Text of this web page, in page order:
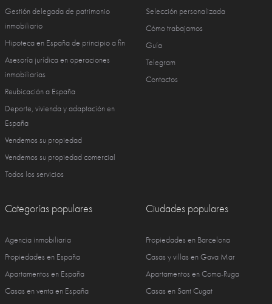
Gestión delegada de patrimonio
inmobiliario
Hipoteca en España de principio a fin
Asesoría jurídica en operaciones
inmobiliarias
Reubicación a España
Deporte, vivienda y adaptación en
España
Vendemos su propiedad
Vendemos su propiedad comercial
Todos los servicios
Selección personalizada
Cómo trabajamos
Guía
Telegram
Contactos
Categorías populares
Agencia inmobiliaria
Propiedades en España
Apartamentos en España
Casas en venta en España
Ciudades populares
Propiedades en Barcelona
Casas y villas en Gava Mar
Apartamentos en Coma-Ruga
Casas en Sant Cugat